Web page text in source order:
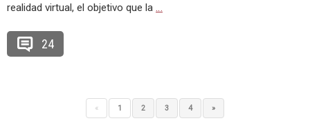
realidad virtual, el objetivo que la …
24
« 1 2 3 4 »